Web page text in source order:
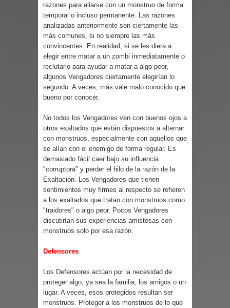
razones para aliarse con un monstruo de forma
temporal o incluso permanente. Las razones
analizadas anteriormente son ciertamente las
más comunes, si no siempre las más
convincentes. En realidad, si se les diera a
elegir entre matar a un zombi inmediatamente o
reclutarlo para ayudar a matar a algo peor,
algunos Vengadores ciertamente elegirían lo
segundo. A veces, más vale malo conocido que
bueno por conocer.
No todos los Vengadores ven con buenos ojos a
otros exaltados que están dispuestos a alternar
con monstruos, especialmente con aquellos que
se alían con el enemigo de forma regular. Es
demasiado fácil caer bajo su influencia
"corruptora" y perder el hilo de la razón de la
Exaltación. Los Vengadores que tienen
sentimientos muy firmes al respecto se refieren
a los exaltados que tratan con monstruos como
"traidores" o algo peor. Pocos Vengadores
discutirían sus experiencias amistosas con
monstruos solo por esa razón.
Defensores
Los Defensores actúan por la necesidad de
proteger algo, ya sea la familia, los amigos o un
lugar. A veces, esos protegidos resultan ser
monstruos. Proteger a los monstruos de lo que